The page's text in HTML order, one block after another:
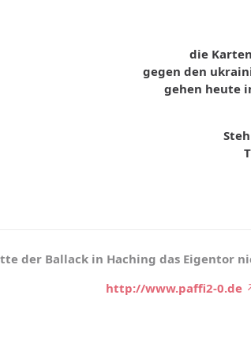
die
gegen den
gehen heute
der Ballack in Haching das Eigentor
http://www.paffi2-0.de